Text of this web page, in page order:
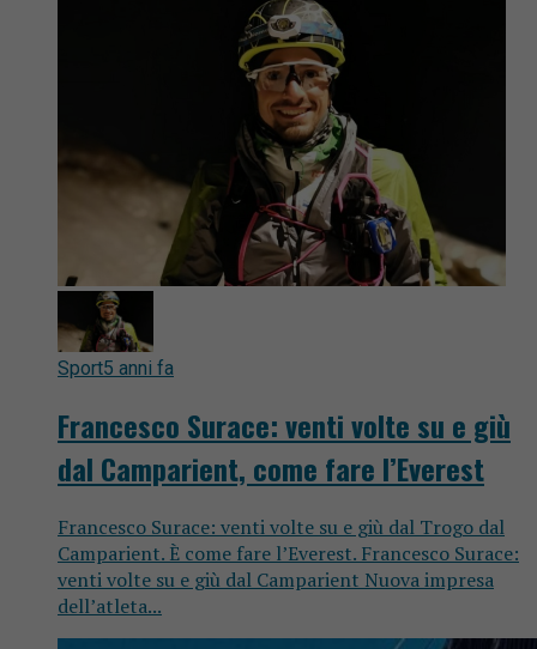
Sport5 anni fa
Francesco Surace: venti volte su e giù
dal Camparient, come fare l’Everest
Francesco Surace: venti volte su e giù dal Trogo dal
Camparient. È come fare l’Everest. Francesco Surace:
venti volte su e giù dal Camparient Nuova impresa
dell’atleta...